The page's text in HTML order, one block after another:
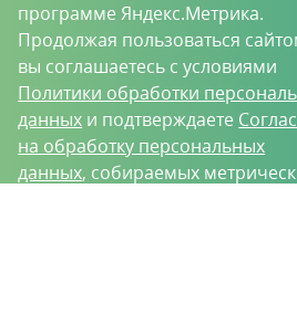
программе Яндекс.Метрика.
Продолжая пользоваться
вы соглашаетесь с условиями
Политики обработки
данных и подтверждаете
на обработку персональных
данных, собираемых